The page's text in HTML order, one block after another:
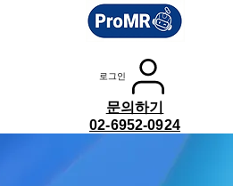
로그인
문의하기
02-6952-0924